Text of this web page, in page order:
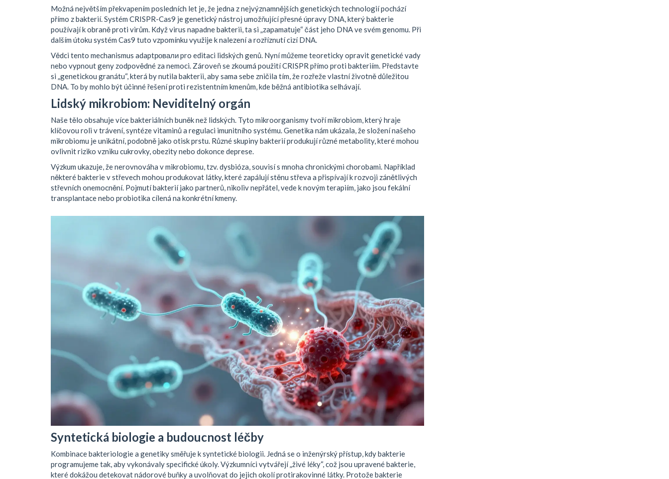
Možná největším překvapením posledních let je, že jedna z nejvýznamnějších genetických technologií pochází
přímo z bakterií. Systém CRISPR-Cas9 jegenetický nástroj umožňující přesné úpravy DNA, který bakterie
používají k obraně proti virům. Když virus napadne bakterii, ta si „zapamatuje“ část jeho DNA ve svém genomu. Při
dalším útoku systém Cas9 tuto vzpomínku využije k nalezení a rozříznutí cizí DNA.
Vědci tento mechanismus adaptровали pro editaci lidských genů. Nyní můžeme teoreticky opravit genetické vady
nebo vypnout geny zodpovědné za nemoci. Zároveň se zkoumá použití CRISPR přímo proti bakteriím. Představte
si „genetickou granátu“, která by nutila bakterii, aby sama sebe zničila tím, že rozřeže vlastní životně důležitou
DNA. To by mohlo být účinné řešení proti rezistentním kmenům, kde běžná antibiotika selhávají.
Lidský mikrobiom: Neviditelný orgán
Naše tělo obsahuje více bakteriálních buněk než lidských. Tyto mikroorganismy tvoří mikrobiom, který hraje
klíčovou roli v trávení, syntéze vitaminů a regulaci imunitního systému. Genetika nám ukázala, že složení našeho
mikrobiomu je unikátní, podobně jako otisk prstu. Různé skupiny bakterií produkují různé metabolity, které mohou
ovlivnit riziko vzniku cukrovky, obezity nebo dokonce deprese.
Výzkum ukazuje, že nerovnováha v mikrobiomu, tzv. dysbióza, souvisí s mnoha chronickými chorobami. Například
některé bakterie v střevech mohou produkovat látky, které zapálují stěnu střeva a přispívají k rozvoji zánětlivých
střevních onemocnění. Pojmutí bakterií jako partnerů, nikoliv nepřátel, vede k novým terapiím, jako jsou fekální
transplantace nebo probiotika cílená na konkrétní kmeny.
Syntetická biologie a budoucnost léčby
Kombinace bakteriologie a genetiky směřuje k syntetické biologii. Jedná se o inženýrský přístup, kdy bakterie
programujeme tak, aby vykonávaly specifické úkoly. Výzkumníci vytvářejí „živé léky“, což jsou upravené bakterie,
které dokážou detekovat nádorové buňky a uvolňovat do jejich okolí protirakovinné látky. Protože bakterie